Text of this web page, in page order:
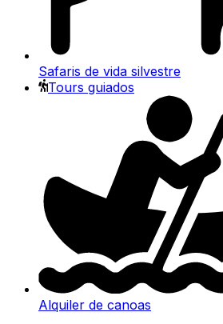
Safaris de vida silvestre
Tours guiados
Alquiler de canoas